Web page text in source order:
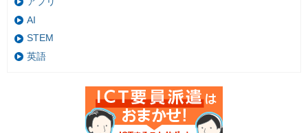
AI
STEM
英語